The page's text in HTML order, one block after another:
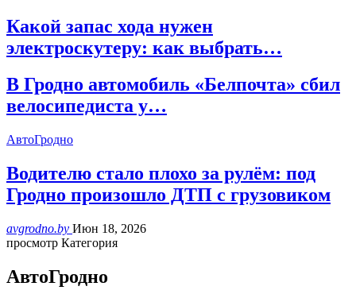
Какой запас хода нужен
электроскутеру: как выбрать…
В Гродно автомобиль «Белпочта» сбил
велосипедиста у…
АвтоГродно
Водителю стало плохо за рулём: под
Гродно произошло ДТП с грузовиком
avgrodno.by Июн 18, 2026
просмотр Категория
АвтоГродно